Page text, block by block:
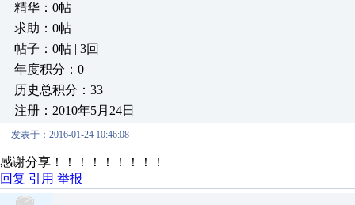
精华：0帖
求助：0帖
帖子：0帖 | 3回
年度积分：0
历史总积分：33
注册：2010年5月24日
发表于：2016-01-24 10:46:08
感谢分享！！！！！！！！！
回复 引用 举报